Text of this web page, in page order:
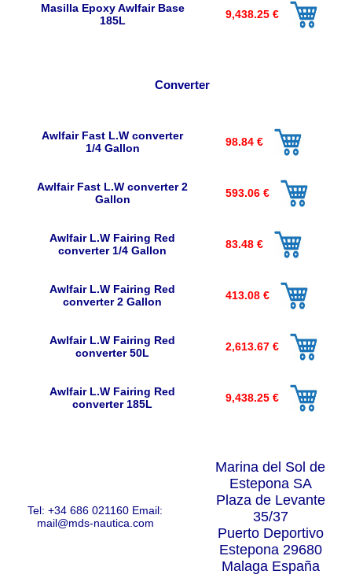
Masilla Epoxy Awlfair Base
185L
9,438.25 €
Converter
Awlfair Fast L.W converter
1/4 Gallon
98.84 €
Awlfair Fast L.W converter 2
Gallon
593.06 €
Awlfair L.W Fairing Red
converter 1/4 Gallon
83.48 €
Awlfair L.W Fairing Red
converter 2 Gallon
413.08 €
Awlfair L.W Fairing Red
converter 50L
2,613.67 €
Awlfair L.W Fairing Red
converter 185L
9,438.25 €
Tel: +34 686 021160 Email:
mail@mds-nautica.com
Marina del Sol de
Estepona SA
Plaza de Levante
35/37
Puerto Deportivo
Estepona 29680
Malaga España